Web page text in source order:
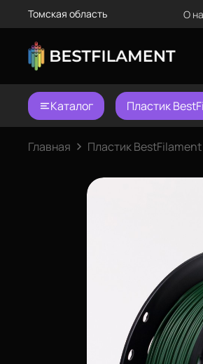
Томская область О
Каталог Пластик
Главная Пластик BestFilament